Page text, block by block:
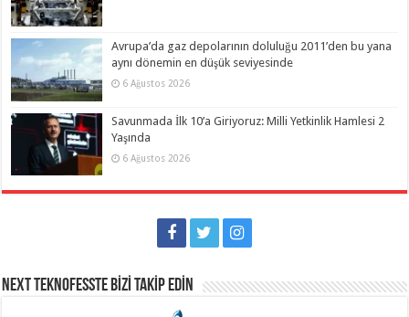
Avrupa’da gaz depolarının doluluğu 2011’den bu yana
aynı dönemin en düşük seviyesinde
6 Ağustos 2026
Savunmada İlk 10’a Giriyoruz: Milli Yetkinlik Hamlesi 2
Yaşında
6 Ağustos 2026
NEXT TEKNOFESSTE BİZİ TAKİP EDİN